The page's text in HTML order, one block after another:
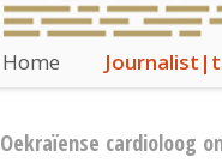
Home
Oekraïense cardioloog